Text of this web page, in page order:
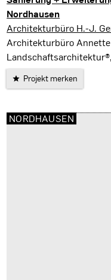
Nordhausen
Nordhausen
Architekturbüro H.-J.
Architekturbüro
Projekt merken
NORDHAUSEN